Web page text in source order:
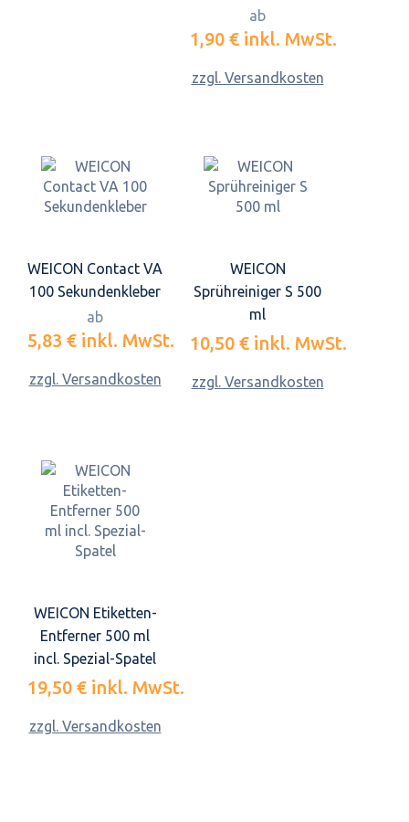
ab
1,90 € inkl. MwSt.
zzgl. Versandkosten
WEICON Contact VA
100 Sekundenkleber
ab
5,83 € inkl. MwSt.
zzgl. Versandkosten
WEICON
Sprühreiniger S 500
ml
10,50 € inkl. MwSt.
zzgl. Versandkosten
WEICON Etiketten-
Entferner 500 ml
incl. Spezial-Spatel
19,50 € inkl. MwSt.
zzgl. Versandkosten